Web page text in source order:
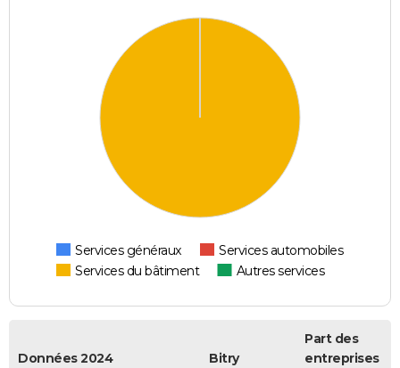
Services généraux
Services automobiles
Services du bâtiment
Autres services
Données 2024 Bitry
Part des
entreprises